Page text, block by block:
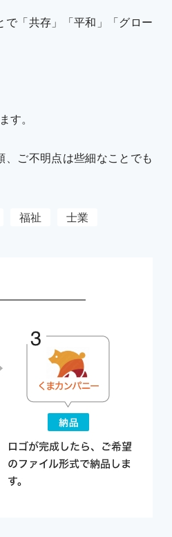
「共存」「平和」「グロー
す。
ご不明点は些細なことでも
福祉 士業